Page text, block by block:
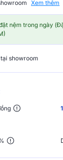
Xem thêm
nệm trong ngày
showroom